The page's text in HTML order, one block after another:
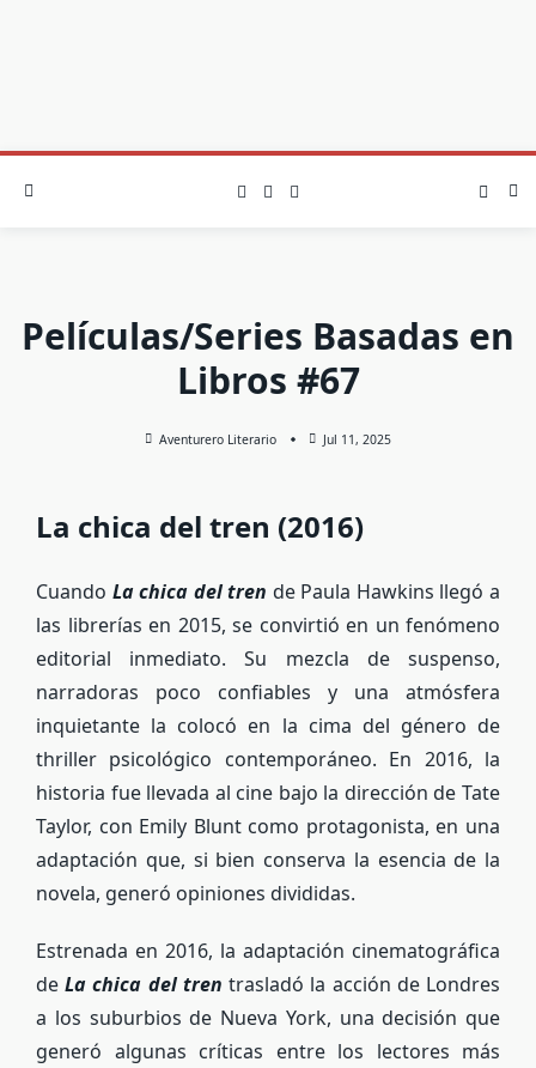
Películas/Series Basadas en
Libros #67
Aventurero Literario Jul 11, 2025
La chica del tren (2016)
Cuando La chica del tren de Paula Hawkins llegó a
las librerías en 2015, se convirtió en un fenómeno
editorial inmediato. Su mezcla de suspenso,
narradoras poco confiables y una atmósfera
inquietante la colocó en la cima del género de
thriller psicológico contemporáneo. En 2016, la
historia fue llevada al cine bajo la dirección de Tate
Taylor, con Emily Blunt como protagonista, en una
adaptación que, si bien conserva la esencia de la
novela, generó opiniones divididas.
Estrenada en 2016, la adaptación cinematográfica
deLa chica del tren trasladó la acción de Londres
a los suburbios de Nueva York, una decisión que
generó algunas críticas entre los lectores más